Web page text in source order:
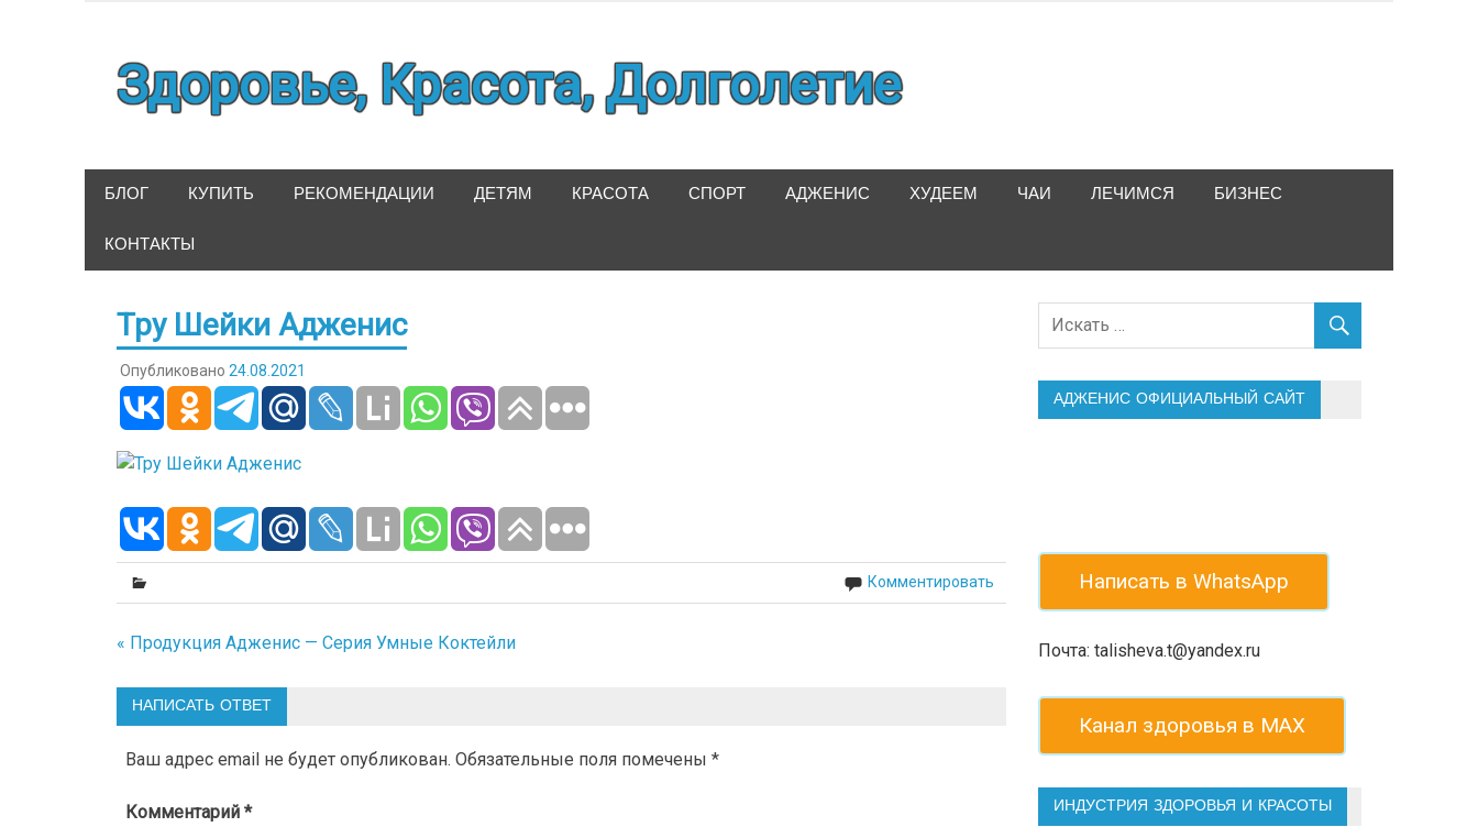
Здоровье, Красота, Долголетие
БЛОГ КУПИТЬ РЕКОМЕНДАЦИИ ДЕТЯМ КРАСОТА СПОРТ АДЖЕНИС ХУДЕЕМ ЧАИ ЛЕЧИМСЯ БИЗНЕС
КОНТАКТЫ
Тру Шейки Адженис
Опубликовано 24.08.2021
Комментировать
Навигация
по
записям
« Продукция Адженис — Серия Умные Коктейли
НАПИСАТЬ ОТВЕТ
Ваш адрес email не будет опубликован. Обязательные поля помечены *
Комментарий *
АДЖЕНИС ОФИЦИАЛЬНЫЙ САЙТ
Написать в WhatsApp
Почта: talisheva.t@yandex.ru
Канал здоровья в МАХ
ИНДУСТРИЯ ЗДОРОВЬЯ И КРАСОТЫ